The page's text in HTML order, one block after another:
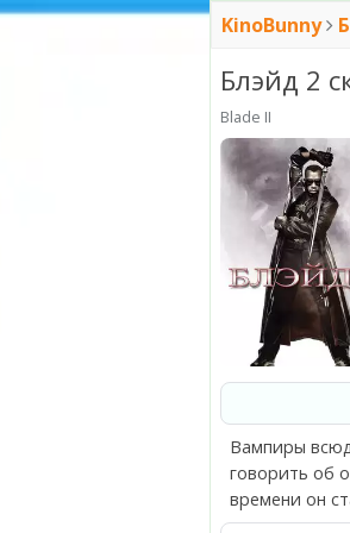
KinoBunny
Блэйд 2
Blade II
Вампиры
говорить об
времени он